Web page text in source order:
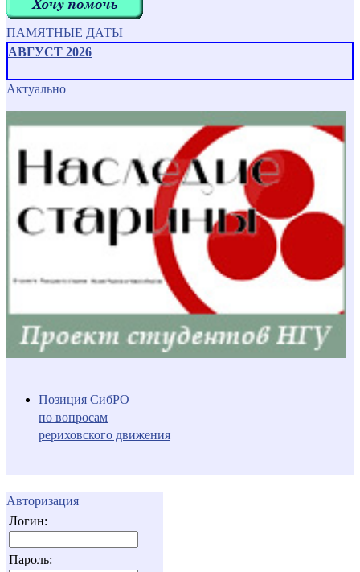
ПАМЯТНЫЕ ДАТЫ
АВГУСТ 2026
Актуально
Позиция СибРО
по вопросам
рериховского движения
Авторизация
Логин:
Пароль: